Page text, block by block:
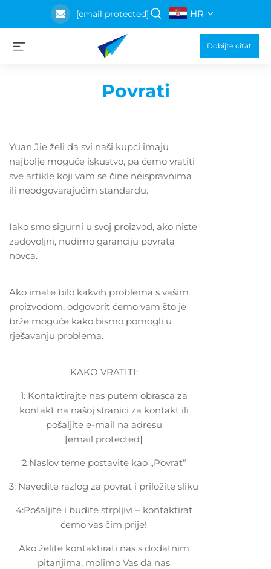
[email protected] HR
Dobijte citat
Povrati
Yuan Jie želi da svi naši kupci imaju
najbolje moguće iskustvo, pa ćemo vratiti
sve artikle koji vam se čine neispravnima
ili neodgovarajućim standardu.
Iako smo sigurni u svoj proizvod, ako niste
zadovoljni, nudimo garanciju povrata
novca.
Ako imate bilo kakvih problema s vašim
proizvodom, odgovorit ćemo vam što je
brže moguće kako bismo pomogli u
rješavanju problema.
KAKO VRATITI:
1: Kontaktirajte nas putem obrasca za
kontakt na našoj stranici za kontakt ili
pošaljite e-mail na adresu
[email protected]
2:Naslov teme postavite kao „Povrat“
3: Navedite razlog za povrat i priložite sliku
4:Pošaljite i budite strpljivi – kontaktirat
ćemo vas čim prije!
Ako želite kontaktirati nas s dodatnim
pitanjima, molimo Vas da nas